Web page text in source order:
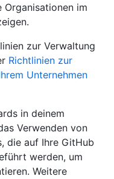
im
zur Verwaltung
Richtlinien zur
Unternehmen
in deinem
Verwenden von
die auf Ihre GitHub
werden, um
Weitere